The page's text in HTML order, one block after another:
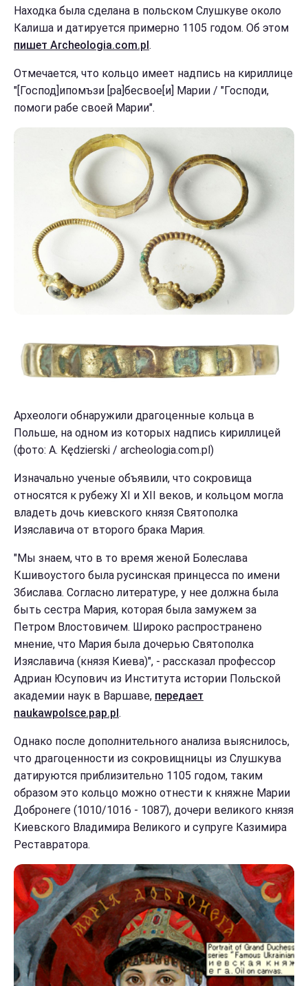
Находка была сделана в польском Слушкуве около
Калиша и датируется примерно 1105 годом. Об этом
пишет Archeologia.com.pl .
Отмечается, что кольцо имеет надпись на кириллице
"[Господ]ипомъзи [ра]бесвое[и] Марии / "Господи,
помоги рабе своей Марии".
Археологи обнаружили драгоценные кольца в
Польше, на одном из которых надпись кириллицей
(фото: A. Kędzierski / archeologia.com.pl)
Изначально ученые объявили, что сокровища
относятся к рубежу XI и XII веков, и кольцом могла
владеть дочь киевского князя Святополка
Изяславича от второго брака Мария.
"Мы знаем, что в то время женой Болеслава
Кшивоустого была русинская принцесса по имени
Збислава. Согласно литературе, у нее должна была
быть сестра Мария, которая была замужем за
Петром Влостовичем. Широко распространено
мнение, что Мария была дочерью Святополка
Изяславича (князя Киева)", - рассказал профессор
Адриан Юсупович из Института истории Польской
академии наук в Варшаве, передает
naukawpolsce.pap.pl .
Однако после дополнительного анализа выяснилось,
что драгоценности из сокровищницы из Слушкува
датируются приблизительно 1105 годом, таким
образом это кольцо можно отнести к княжне Марии
Добронеге (1010/1016 - 1087), дочери великого князя
Киевского Владимира Великого и супруге Казимира
Реставратора.